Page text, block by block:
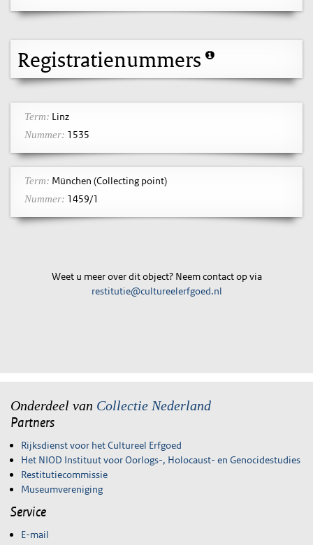
Registratienummers
Term: Linz
Nummer: 1535
Term: München (Collecting point)
Nummer: 1459/1
Weet u meer over dit object? Neem contact op via
restitutie@cultureelerfgoed.nl
Onderdeel van Collectie Nederland
Partners
Rijksdienst voor het Cultureel Erfgoed
Het NIOD Instituut voor Oorlogs-, Holocaust- en Genocidestudies
Restitutiecommissie
Museumvereniging
Service
E-mail